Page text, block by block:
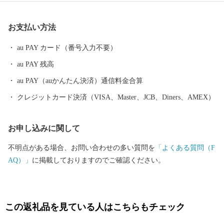
のインターチェンジが市内に2か所あり、県内の交通の要衝となっ
ちゃん」グッズなどを贈呈しています。
お支払い方法
au PAY カード（番号入力不要）
au PAY 残高
au PAY（auかんたん決済）通信料金合算
クレジットカード決済（VISA、Master、JCB、Diners、AMEX）
お申し込みに関して
不明点がある場合、お問い合わせの多い質問を 「よくある質問（F
AQ）」 に掲載しておりますのでご確認ください。
この返礼品を見ている人はこちらもチェック